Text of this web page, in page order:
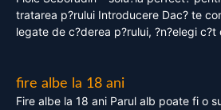
tratarea p?rului Introducere Dac? te
legate de c?derea p?rului, ?n?elegi
fire albe la 18 ani
Fire albe la 18 ani Parul alb poate fi o